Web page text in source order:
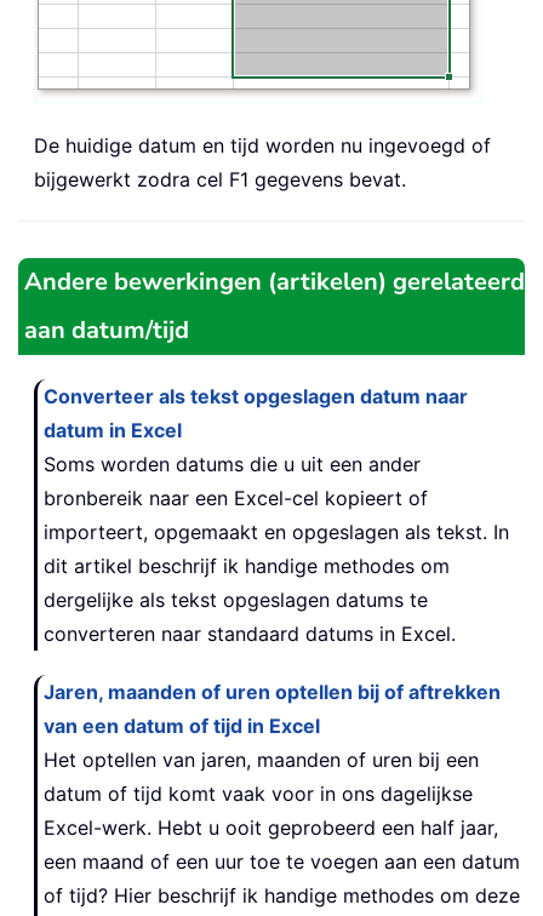
De huidige datum en tijd worden nu ingevoegd of
bijgewerkt zodra cel F1 gegevens bevat.
Andere bewerkingen (artikelen) gerelateerd
aan datum/tijd
Converteer als tekst opgeslagen datum naar
datum in Excel
Soms worden datums die u uit een ander
bronbereik naar een Excel-cel kopieert of
importeert, opgemaakt en opgeslagen als tekst. In
dit artikel beschrijf ik handige methodes om
dergelijke als tekst opgeslagen datums te
converteren naar standaard datums in Excel.
Jaren, maanden of uren optellen bij of aftrekken
van een datum of tijd in Excel
Het optellen van jaren, maanden of uren bij een
datum of tijd komt vaak voor in ons dagelijkse
Excel-werk. Hebt u ooit geprobeerd een half jaar,
een maand of een uur toe te voegen aan een datum
of tijd? Hier beschrijf ik handige methodes om deze